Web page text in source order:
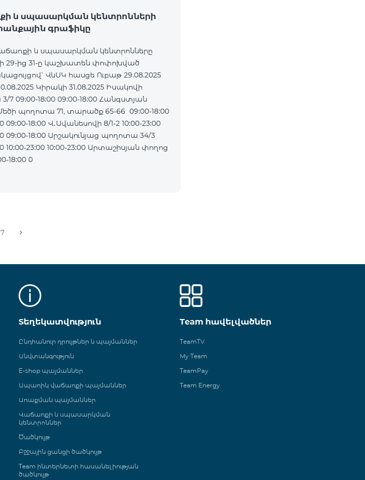
և սպասարկման կենտրոնների
գրաֆիկը
և սպասարկման կենտրոնները
29-ից 31-ը կաշխատեն փոփոխված
հասցե Ուբաթ 29.08.2025
Կիրակի 31.08.2025 Իսակովի
7 09:00-18:00 09:00-18:00 Հանգստյան
պողոտա 71, տարածք 65-66 09:00-18:00
8/1-2 10:00-23:00
Արշակունյաց պողոտա 34/3
23:00 10:00-23:00 Արտաշիսյան փողոց
18:00 0
7
Տեղեկատվություն
Ընդհանուր դրույթներ և պայմաններ
Անվտանգություն
E-shop պայմաններ
Ապառիկ վաճառքի պայմաններ
Առաքման պայմաններ
Վաճառքի և սպասարկման
կենտրոններ
Ծածկույթ
Բջջային ցանցի ծածկույթ
Team ինտերնետի հասանելիության
ծածկույթ
Team հավելվածներ
TeamTV
My Team
TeamPay
Team Energy